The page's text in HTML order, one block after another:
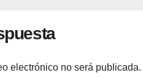
electrónico no será publicada.